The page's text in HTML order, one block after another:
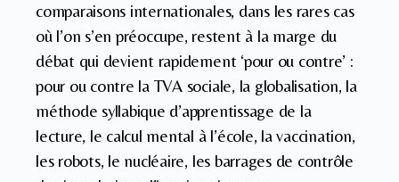
comparaisons internationales, dans les rares cas
où l’on s’en préoccupe, restent à la marge du
débat qui devient rapidement ‘pour ou contre’ :
pour ou contre la TVA sociale, la globalisation, la
méthode syllabique d’apprentissage de la
lecture, le calcul mental à l’école, la vaccination,
les robots, le nucléaire, les barrages de contrôle